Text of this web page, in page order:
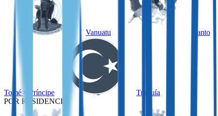
Vanuatu Santo
Tomé y Príncipe
Turquía
POR RESIDENCIA